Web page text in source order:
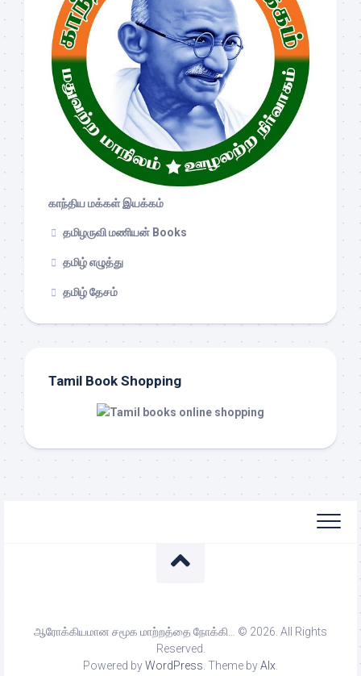
காந்திய மக்கள் இயக்கம்
தமிழருவி மணியன் Books
தமிழ் எழுத்து
தமிழ் தேசம்
Tamil Book Shopping
ஆரோக்கியமான சமூக மாற்றத்தை நோக்கி… © 2026. All Rights
Reserved.
Powered byWordPress . Theme byAlx